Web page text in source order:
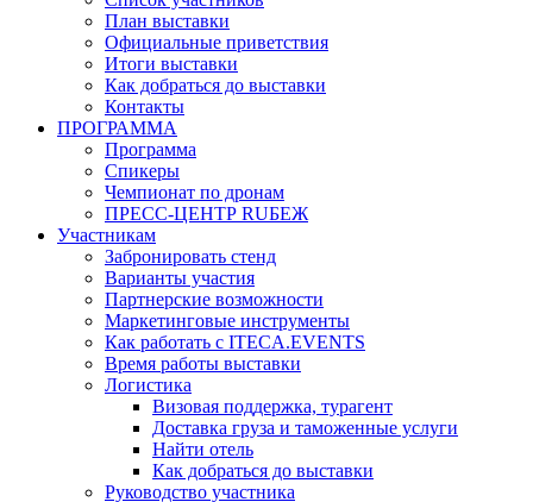
План выставки
Официальные приветствия
Итоги выставки
Как добраться до выставки
Контакты
ПРОГРАММА
Программа
Спикеры
Чемпионат по дронам
ПРЕСС-ЦЕНТР RUБЕЖ
Участникам
Забронировать стенд
Варианты участия
Партнерские возможности
Маркетинговые инструменты
Как работать с ITECA.EVENTS
Время работы выставки
Логистика
Визовая поддержка, турагент
Доставка груза и таможенные услуги
Найти отель
Как добраться до выставки
Руководство участника